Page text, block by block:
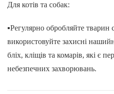
Для котів та собак:
▪️Регулярно обробляйте
використовуйте захисні
бліх, кліщів та комарів, які є
небезпечних захворювань.